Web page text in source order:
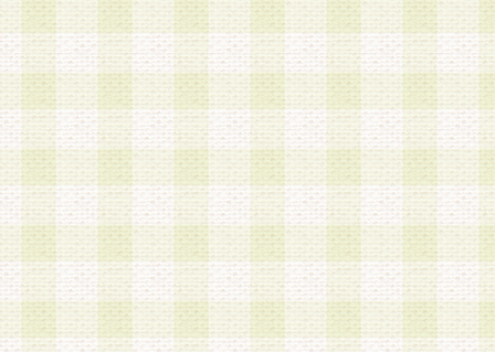
d.その他これらに付随する業務
4.会員は、住所、電話番号その他の登録情報につ
合は、速やかに当社所定の変更手続きを行うもの
5.当社は、必要と認めた場合、会員に対して、電
手段により登録情報の対象者が会員登録者本人で
の内容が正確であること、アンケートの回答内容
うことができるものとます。
6.会員は、会員登録後当社が定期的に行う登録情
して、当社指定の期間内に更新手続きを行うもの
該期間内に更新手続きを行わない場合、その時点
発行したポイントは失効されるものとします。